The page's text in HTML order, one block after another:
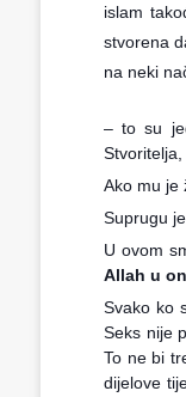
islam
stvorena
na neki
– to su
Stvoritelja,
Ako mu je
Suprugu
U ovom
Allah u
Svako ko
Seks nije
To ne bi
dijelove